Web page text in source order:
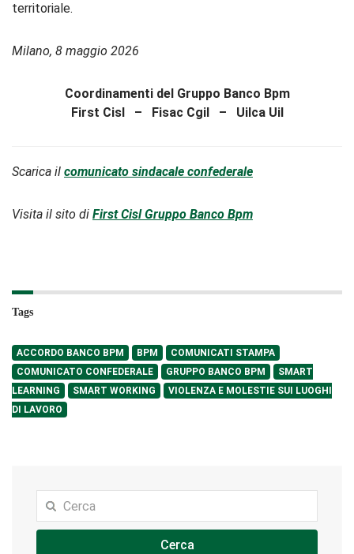
territoriale.
Milano, 8 maggio 2026
Coordinamenti del Gruppo Banco Bpm
First Cisl – Fisac Cgil – Uilca Uil
Scarica il comunicato sindacale confederale
Visita il sito di First Cisl Gruppo Banco Bpm
Tags
ACCORDO BANCO BPM BPM
COMUNICATI STAMPA
COMUNICATO CONFEDERALE
GRUPPO BANCO BPM
SMART
LEARNING
SMART WORKING
VIOLENZA E MOLESTIE SUI LUOGHI
DI LAVORO
Cerca